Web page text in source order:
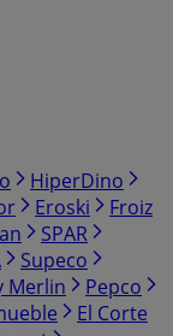
HiperDino
Eroski
Froiz
SPAR
Supeco
Merlin
Pepco
El Corte